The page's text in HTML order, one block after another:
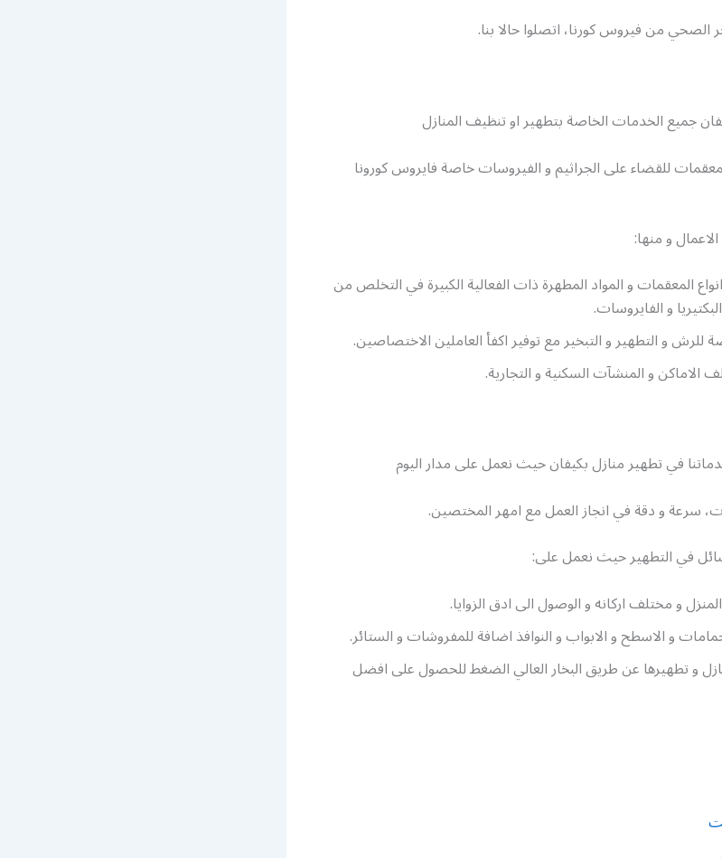
الصحي من فيروس كورنا، اتصلوا حالا بنا.
جميع الخدمات الخاصة بتطهير او تنظيف المنازل
للقضاء على الجراثيم و الفيروسات خاصة فايروس كورونا
و منها:
المعقمات و المواد المطهرة ذات الفعالية الكبيرة في التخلص من
و الفايروسات.
للرش و التطهير و التبخير مع توفير اكفأ العاملين الاختصاصين.
الاماكن و المنشآت السكنية و التجارية.
في تطهير منازل بكيفان حيث نعمل على مدار اليوم
سرعة و دقة في انجاز العمل مع امهر المختصين.
في التطهير حيث نعمل على:
و مختلف اركانه و الوصول الى ادق الزوايا.
و الاسطح و الابواب و النوافذ اضافة للمفروشات و الستائر.
و تطهيرها عن طريق البخار العالي الضغط للحصول على افضل